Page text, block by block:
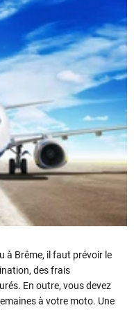
à Brême, il faut prévoir le
des frais
En outre, vous devez
à votre moto. Une